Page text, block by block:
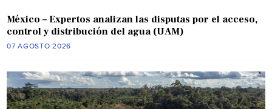
México – Expertos analizan las disputas por el acceso,
control y distribución del agua (UAM)
07 AGOSTO 2026